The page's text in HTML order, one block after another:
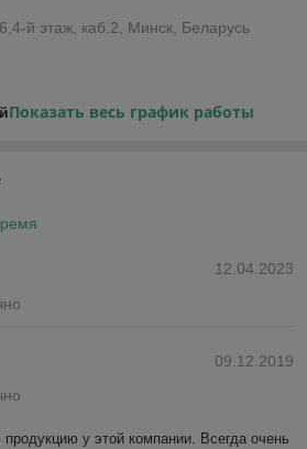
й этаж, каб.2, Минск, Беларусь
Показать весь график работы
12.04.2023
09.12.2019
у этой компании. Всегда очень